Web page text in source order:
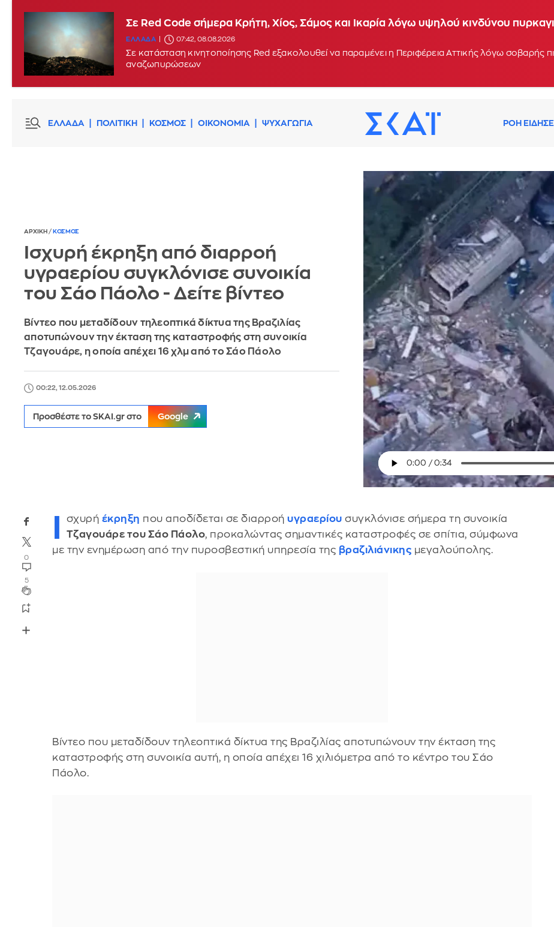
Σε Red Code σήμερα Κρήτη, Χίος, Σάμος και Ικαρία λόγω υψηλού κινδύνου
ΕΛΛΑΔΑ 07:42, 08.08.2026
Σε κατάσταση κινητοποίησης Red εξακολουθεί να παραμένει η Περιφέρεια Αττικής λόγω σοβαρής
αναζωπυρώσεων
ΕΛΛΑΔΑ ΠΟΛΙΤΙΚΗ ΚΟΣΜΟΣ ΟΙΚΟΝΟΜΙΑ ΨΥΧΑΓΩΓΙΑ ΡΟΗ
ΑΡΧΙΚΗ / ΚΟΣΜΟΣ
Ισχυρή έκρηξη από διαρροή
υγραερίου συγκλόνισε συνοικία
του Σάο Πάολο - Δείτε βίντεο
Βίντεο που μεταδίδουν τηλεοπτικά δίκτυα της Βραζιλίας
αποτυπώνουν την έκταση της καταστροφής στη συνοικία
Τζαγουάρε, η οποία απέχει 16 χλμ από το Σάο Πάολο
00:22, 12.05.2026
Προσθέστε το SKAI.gr στο Google
0
5
σχυρή έκρηξη που αποδίδεται σε διαρροήυγραερίου συγκλόνισε σήμερα τη συνοικία
Τζαγουάρε του Σάο Πάολο, προκαλώντας σημαντικές καταστροφές σε σπίτια, σύμφωνα
με την ενημέρωση από την πυροσβεστική υπηρεσία της βραζιλιάνικης μεγαλούπολης.
Βίντεο που μεταδίδουν τηλεοπτικά δίκτυα της Βραζιλίας αποτυπώνουν την έκταση της
καταστροφής στη συνοικία αυτή, η οποία απέχει 16 χιλιόμετρα από το κέντρο του Σάο
Πάολο.